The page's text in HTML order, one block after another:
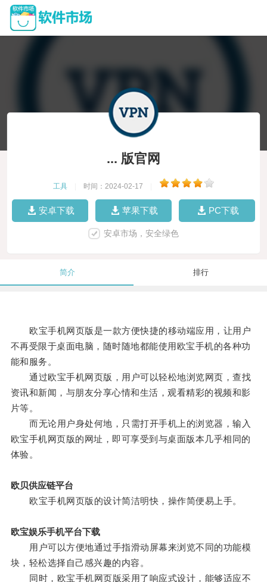
... 版官网
工具 时间：2024-02-17
安卓下载 苹果下载 PC下载
安卓市场，安全绿色
简介 排行
欧宝手机网页版是一款方便快捷的移动端应用，让用户
不再受限于桌面电脑，随时随地都能使用欧宝手机的各种功
能和服务。
通过欧宝手机网页版，用户可以轻松地浏览网页，查找
资讯和新闻，与朋友分享心情和生活，观看精彩的视频和影
片等。
而无论用户身处何地，只需打开手机上的浏览器，输入
欧宝手机网页版的网址，即可享受到与桌面版本几乎相同的
体验。
欧贝供应链平台
欧宝手机网页版的设计简洁明快，操作简便易上手。
欧宝娱乐手机平台下载
用户可以方便地通过手指滑动屏幕来浏览不同的功能模
块，轻松选择自己感兴趣的内容。
同时，欧宝手机网页版采用了响应式设计，能够适应不